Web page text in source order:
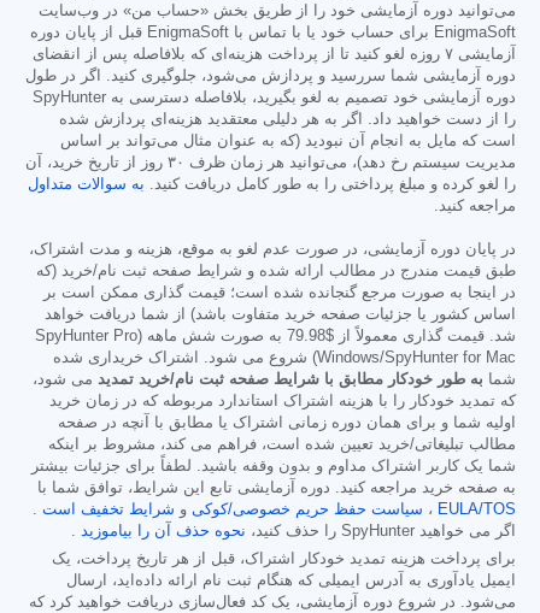
می‌توانید دوره آزمایشی خود را از طریق بخش «حساب من» در وب‌سایت
EnigmaSoft برای حساب خود یا با تماس با EnigmaSoft قبل از پایان دوره
آزمایشی ۷ روزه لغو کنید تا از پرداخت هزینه‌ای که بلافاصله پس از انقضای
دوره آزمایشی شما سررسید و پردازش می‌شود، جلوگیری کنید. اگر در طول
دوره آزمایشی خود تصمیم به لغو بگیرید، بلافاصله دسترسی به SpyHunter
را از دست خواهید داد. اگر به هر دلیلی معتقدید هزینه‌ای پردازش شده
است که مایل به انجام آن نبودید (که به عنوان مثال می‌تواند بر اساس
مدیریت سیستم رخ دهد)، می‌توانید هر زمان ظرف ۳۰ روز از تاریخ خرید، آن
را لغو کرده و مبلغ پرداختی را به طور کامل دریافت کنید. به سوالات متداول
مراجعه کنید.
در پایان دوره آزمایشی، در صورت عدم لغو به موقع، هزینه و مدت اشتراک،
طبق قیمت مندرج در مطالب ارائه شده و شرایط صفحه ثبت نام/خرید (که
در اینجا به صورت مرجع گنجانده شده است؛ قیمت گذاری ممکن است بر
اساس کشور یا جزئیات صفحه خرید متفاوت باشد) از شما دریافت خواهد
شد. قیمت گذاری معمولاً از $79.98
به صورت شش ماهه (SpyHunter Pro
Windows/SpyHunter for Mac) شروع می شود. اشتراک خریداری شده
شما به طور خودکار مطابق با شرایط صفحه ثبت نام/خرید تمدید می شود،
که تمدید خودکار را با هزینه اشتراک استاندارد مربوطه که در زمان خرید
اولیه شما و برای همان دوره زمانی اشتراک یا مطابق با آنچه در صفحه
مطالب تبلیغاتی/خرید تعیین شده است، فراهم می کند، مشروط بر اینکه
شما یک کاربر اشتراک مداوم و بدون وقفه باشید. لطفاً برای جزئیات بیشتر
به صفحه خرید مراجعه کنید. دوره آزمایشی تابع این شرایط، توافق شما با
EULA/TOS ، سیاست حفظ حریم خصوصی/کوکی و شرایط تخفیف است
اگر می خواهید SpyHunter را حذف کنید،
نحوه حذف آن را بیاموزید
برای پرداخت هزینه تمدید خودکار اشتراک، قبل از هر تاریخ پرداخت، یک
ایمیل یادآوری به آدرس ایمیلی که هنگام ثبت نام ارائه داده‌اید، ارسال
می‌شود. در شروع دوره آزمایشی، یک کد فعال‌سازی دریافت خواهید کرد که